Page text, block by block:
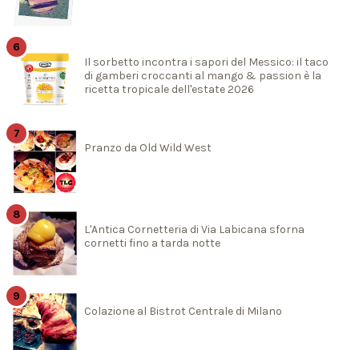
Il sorbetto incontra i sapori del Messico: il taco
di gamberi croccanti al mango & passion è la
ricetta tropicale dell'estate 2026
Pranzo da Old Wild West
L'Antica Cornetteria di Via Labicana sforna
cornetti fino a tarda notte
Colazione al Bistrot Centrale di Milano